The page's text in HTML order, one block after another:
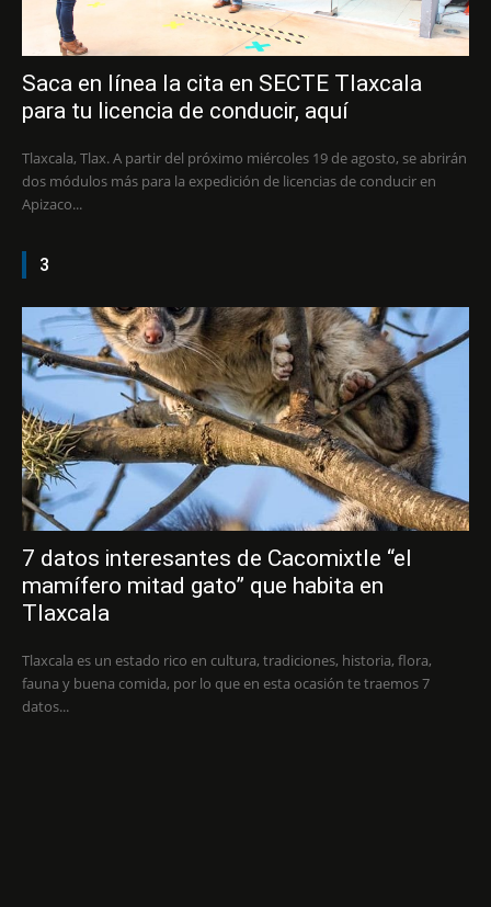
Saca en línea la cita en SECTE Tlaxcala
para tu licencia de conducir, aquí
Tlaxcala, Tlax. A partir del próximo miércoles 19 de agosto, se abrirán
dos módulos más para la expedición de licencias de conducir en
Apizaco...
3
7 datos interesantes de Cacomixtle “el
mamífero mitad gato” que habita en
Tlaxcala
Tlaxcala es un estado rico en cultura, tradiciones, historia, flora,
fauna y buena comida, por lo que en esta ocasión te traemos 7
datos...